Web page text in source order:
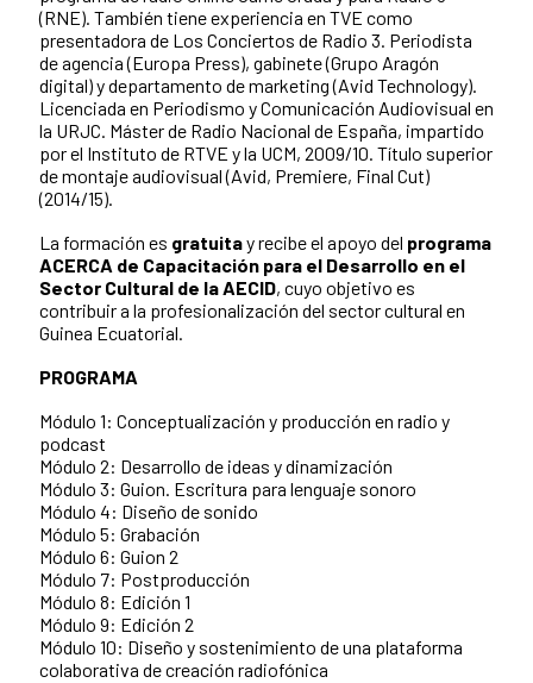
(RNE). También tiene experiencia en TVE como
presentadora de Los Conciertos de Radio 3. Periodista
de agencia (Europa Press), gabinete (Grupo Aragón
digital) y departamento de marketing (Avid Technology).
Licenciada en Periodismo y Comunicación Audiovisual en
la URJC. Máster de Radio Nacional de España, impartido
por el Instituto de RTVE y la UCM, 2009/10. Título superior
de montaje audiovisual (Avid, Premiere, Final Cut)
(2014/15).
La formación es gratuitay recibe el apoyo del programa
ACERCA de Capacitación para el Desarrollo en el
Sector Cultural de la AECID, cuyo objetivo es
contribuir a la profesionalización del sector cultural en
Guinea Ecuatorial.
PROGRAMA
Módulo 1: Conceptualización y producción en radio y
podcast
Módulo 2: Desarrollo de ideas y dinamización
Módulo 3: Guion. Escritura para lenguaje sonoro
Módulo 4: Diseño de sonido
Módulo 5: Grabación
Módulo 6: Guion 2
Módulo 7: Postproducción
Módulo 8: Edición 1
Módulo 9: Edición 2
Módulo 10: Diseño y sostenimiento de una plataforma
colaborativa de creación radiofónica